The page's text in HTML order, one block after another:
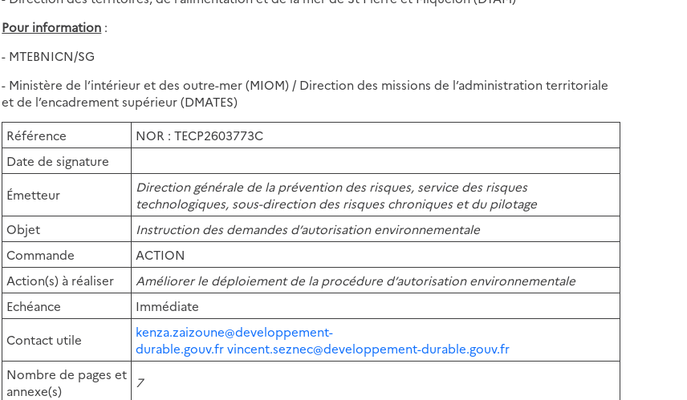
Pour information :
- MTEBNICN/SG
- Ministère de l’intérieur et des outre-mer (MIOM) / Direction des missions de l’administration territoriale
et de l’encadrement supérieur (DMATES)
Référence
NOR : TECP2603773C
Date de signature
Émetteur
Direction générale de la prévention des risques, service des risques
technologiques, sous-direction des risques chroniques et du pilotage
Objet
Instruction des demandes d’autorisation environnementale
Commande
ACTION
Action(s) à réaliser
Améliorer le déploiement de la procédure d’autorisation environnementale
Echéance
Immédiate
Contact utile
kenza.zaizoune@developpement-
durable.gouv.fr vincent.seznec@developpement-durable.gouv.fr
Nombre de pages et
annexe(s)
7